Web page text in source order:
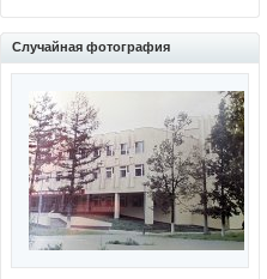
Случайная фотография